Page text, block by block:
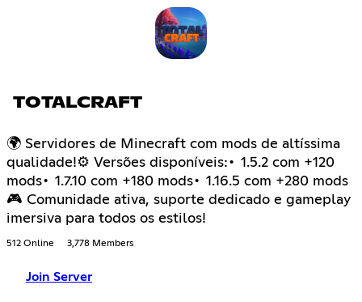
TOTALCRAFT
🌍 Servidores de Minecraft com mods de altíssima
qualidade!⚙ Versões disponíveis:• 1.5.2 com +120
mods• 1.7.10 com +180 mods• 1.16.5 com +280 mods
🎮 Comunidade ativa, suporte dedicado e gameplay
imersiva para todos os estilos!
512 Online 3,778 Members
Join Server